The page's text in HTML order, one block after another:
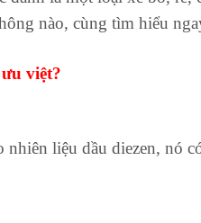
nào, cùng tìm hiểu
u việt?
liệu dầu diezen,